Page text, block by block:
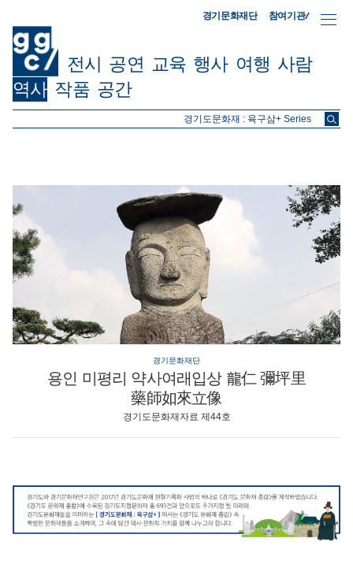
경기문화재단 참여기관/
전시 공연 교육 행사 여행 사람
역사 작품 공간
ggc/
경기문화재단
용인 미평리 약사여래입상 龍仁 彌坪里
藥師如來立像
경기도문화재자료 제44호